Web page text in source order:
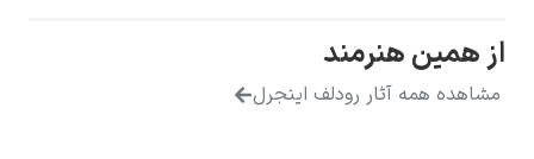
همین هنرمند
همه آثار رودلف اینجرل